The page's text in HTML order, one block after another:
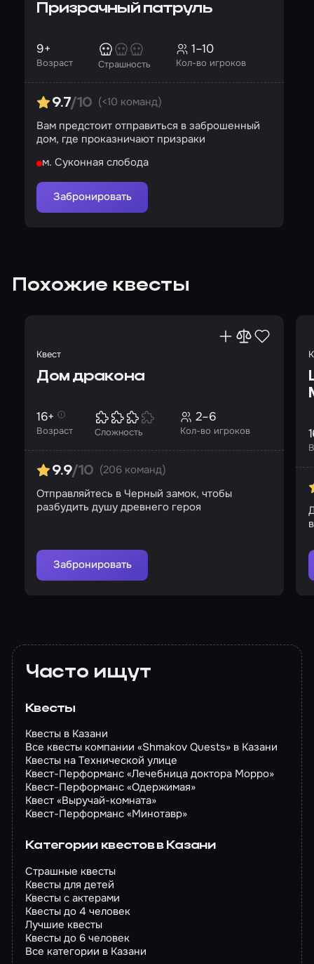
Призрачный патруль
Возраст
9+
Страшность Кол-во игроков
1–10
9.7/10 (<10 команд)
Вам предстоит отправиться в заброшенный
дом, где проказничают призраки
м. Суконная слобода
Забронировать
Похожие квесты
Квест
Дом дракона
Возраст
16+
Сложность Кол-во игроков
2–6
9.9/10 (206 команд)
Отправляйтесь в Черный замок, чтобы
разбудить душу древнего героя
Забронировать
Часто ищут
Квесты
Квесты в Казани
Все квесты компании «Shmakov Quests» в Казани
Квесты на Технической улице
Квест-Перформанс «Лечебница доктора Морро»
Квест-Перформанс «Одержимая»
Квест «Выручай-комната»
Квест-Перформанс «Минотавр»
Категории квестов в Казани
Страшные квесты
Квесты для детей
Квесты с актерами
Квесты до 4 человек
Лучшие квесты
Квесты до 6 человек
Все категории в Казани